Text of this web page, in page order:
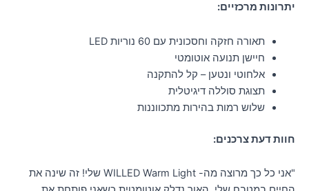
יתרונות מרכזיים:
תאורה חזקה וחסכונית עם 60 נוריות LED
חיישן תנועה אוטומטי
אלחוטי ונטען – קל להתקנה
תצוגת סוללה דיגיטלית
שלוש רמות בהירות מתכווננות
חוות דעת צרכנים:
"אני כל כך מרוצה מה- WILLED Warm Light שלי! זה שינה את